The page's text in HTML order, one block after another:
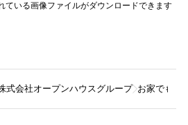
ている画像ファイルがダウンロードできます
式会社オープンハウスグループ お家でも熱